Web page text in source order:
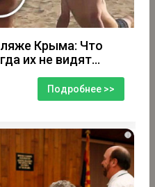
Крыма: Что
их не видят...
Подробнее >>
i